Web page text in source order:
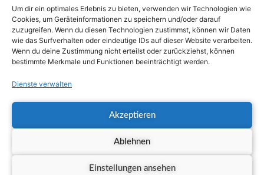
Um dir ein optimales Erlebnis zu bieten, verwenden wir Technologien wie
Cookies, um Geräteinformationen zu speichern und/oder darauf
zuzugreifen. Wenn du diesen Technologien zustimmst, können wir Daten
wie das Surfverhalten oder eindeutige IDs auf dieser Website verarbeiten.
Wenn du deine Zustimmung nicht erteilst oder zurückziehst, können
bestimmte Merkmale und Funktionen beeinträchtigt werden.
Dienste verwalten
Akzeptieren
Ablehnen
Einstellungen ansehen
Brautkleider Nähe Mannheim
Brautkleider Nähe Heidelberg
Brautkleider Nähe Worms